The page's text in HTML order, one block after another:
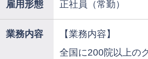
雇用形態 正社員（常勤）
業務内容
【業務内容】
全国に200院以上の